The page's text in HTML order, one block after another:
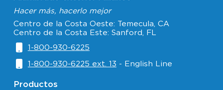
Hacer más, hacerlo mejor
Centro de la Costa Oeste: Temecula, CA
Centro de la Costa Este: Sanford, FL
1-800-930-6225
1-800-930-6225 ext. 13 - English Line
Productos